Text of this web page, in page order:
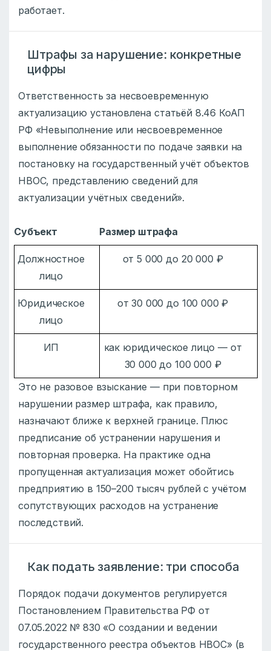
работает.
Штрафы за нарушение: конкретные
цифры
Ответственность за несвоевременную
актуализацию установлена статьёй 8.46 КоАП
РФ «Невыполнение или несвоевременное
выполнение обязанности по подаче заявки на
постановку на государственный учёт объектов
НВОС, представлению сведений для
актуализации учётных сведений».
Субъект Размер штрафа
Должностное
лицо
от 5 000 до 20 000 ₽
Юридическое
лицо
от 30 000 до 100 000 ₽
ИП
как юридическое лицо — от
30 000 до 100 000 ₽
Это не разовое взыскание — при повторном
нарушении размер штрафа, как правило,
назначают ближе к верхней границе. Плюс
предписание об устранении нарушения и
повторная проверка. На практике одна
пропущенная актуализация может обойтись
предприятию в 150–200 тысяч рублей с учётом
сопутствующих расходов на устранение
последствий.
Как подать заявление: три способа
Порядок подачи документов регулируется
Постановлением Правительства РФ от
07.05.2022 № 830 «О создании и ведении
государственного реестра объектов НВОС» (в